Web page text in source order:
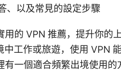
、以及常見的設定步驟
的 VPN 推薦，提升你的
中工作或旅遊，使用 VPN
一個適合頻繁出境使用的